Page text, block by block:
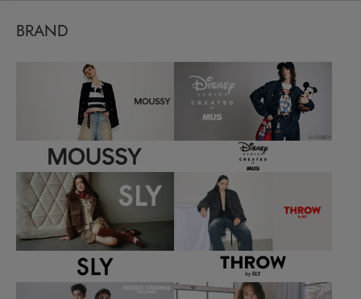
BRAND